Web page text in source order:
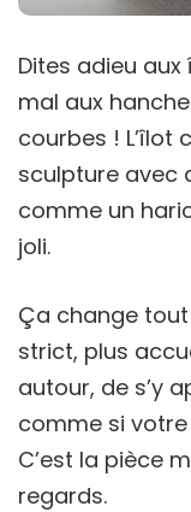
Dites adieu
mal aux
courbes ! L’îlot
sculpture avec
comme un
joli.
Ça change tout
strict, plus
autour, de s’y
comme si
C’est la pièce
regards.